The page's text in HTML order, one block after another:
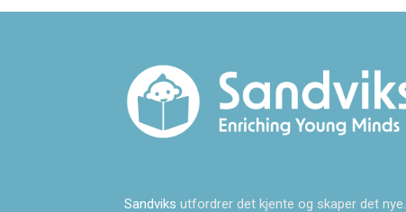
Sandviks utfordrer det kjente og skaper det nye.